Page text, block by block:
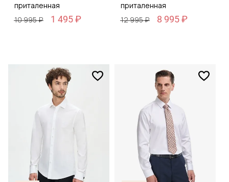
приталенная
10 995 ₽
1 495 ₽
приталенная
12 995 ₽
8 995 ₽